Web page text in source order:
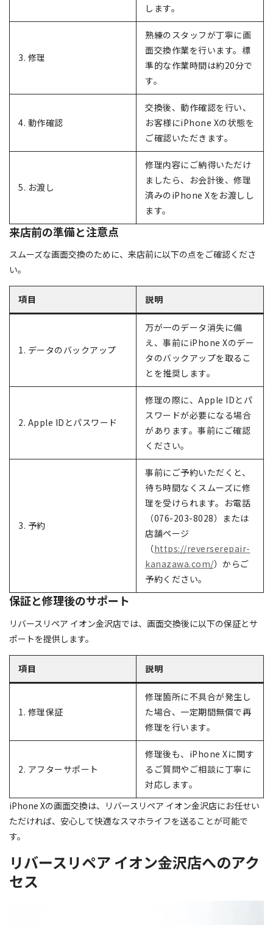
します。
3. 修理
熟練のスタッフが丁寧に画
面交換作業を行います。標
準的な作業時間は約20分で
す。
4. 動作確認
交換後、動作確認を行い、
お客様にiPhone Xの状態を
ご確認いただきます。
5. お渡し
修理内容にご納得いただけ
ましたら、お会計後、修理
済みのiPhone Xをお渡しし
ます。
来店前の準備と注意点
スムーズな画面交換のために、来店前に以下の点をご確認くださ
い。
項目 説明
1. データのバックアップ
万が一のデータ消失に備
え、事前にiPhone Xのデー
タのバックアップを取るこ
とを推奨します。
2. Apple IDとパスワード
修理の際に、Apple IDとパ
スワードが必要になる場合
があります。事前にご確認
ください。
3. 予約
事前にご予約いただくと、
待ち時間なくスムーズに修
理を受けられます。お電話
（076-203-8028）または
店舗ページ
（https://reverserepair-
kanazawa.com/）からご
予約ください。
保証と修理後のサポート
リバースリペア イオン金沢店では、画面交換後に以下の保証とサ
ポートを提供します。
項目 説明
1. 修理保証
修理箇所に不具合が発生し
た場合、一定期間無償で再
修理を行います。
2. アフターサポート
修理後も、iPhone Xに関す
るご質問やご相談に丁寧に
対応します。
iPhone Xの画面交換は、リバースリペア イオン金沢店にお任せい
ただければ、安心して快適なスマホライフを送ることが可能で
す。
リバースリペア イオン金沢店へのアク
セス